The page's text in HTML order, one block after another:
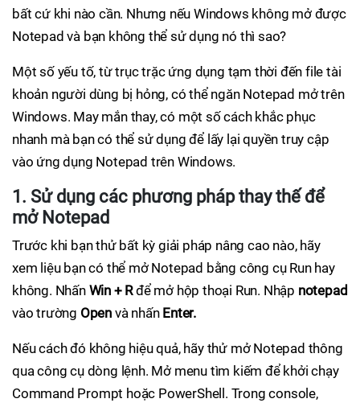
bất cứ khi nào cần. Nhưng nếu Windows không mở được
Notepad và bạn không thể sử dụng nó thì sao?
Một số yếu tố, từ trục trặc ứng dụng tạm thời đến file tài
khoản người dùng bị hỏng, có thể ngăn Notepad mở trên
Windows. May mắn thay, có một số cách khắc phục
nhanh mà bạn có thể sử dụng để lấy lại quyền truy cập
vào ứng dụng Notepad trên Windows.
1. Sử dụng các phương pháp thay thế để
mở Notepad
Trước khi bạn thử bất kỳ giải pháp nâng cao nào, hãy
xem liệu bạn có thể mở Notepad bằng công cụ Run hay
không. Nhấn Win + Rđể mở hộp thoại Run. Nhập notepad
vào trường Open và nhấn Enter.
Nếu cách đó không hiệu quả, hãy thử mở Notepad thông
qua công cụ dòng lệnh. Mở menu tìm kiếm để khởi chạy
Command Prompt hoặc PowerShell. Trong console,